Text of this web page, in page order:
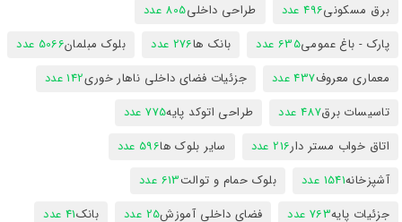
برق مسکونی496 عدد طراحی داخلی805 عدد
پارک - باغ عمومی635 عدد بانک ها276 عدد بلوک مبلمان5066 عدد
معماری معروف437 عدد جزئیات فضای داخلی ناهار خوری142 عدد
تاسیسات برق487 عدد طراحی اتوکد پایه775 عدد
اتاق خواب مستر دار216 عدد سایر بلوک ها596 عدد
آشپزخانه1541 عدد بلوک حمام و توالت613 عدد
جزئیات پایه763 عدد فضای داخلی آموزش25 عدد بانک41 عدد